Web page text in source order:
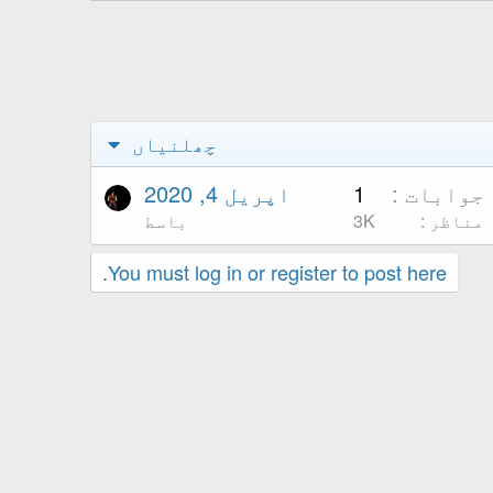
چھلنیاں
جوابات 1
مناظر 3K
اپریل 4, 2020
باسط
You must log in or register to post here.